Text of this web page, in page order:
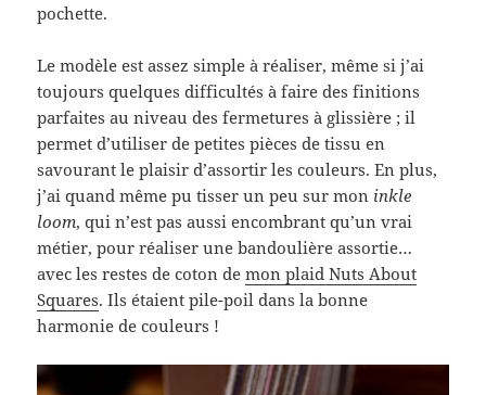
pochette.
Le modèle est assez simple à réaliser, même si j’ai
toujours quelques difficultés à faire des finitions
parfaites au niveau des fermetures à glissière ; il
permet d’utiliser de petites pièces de tissu en
savourant le plaisir d’assortir les couleurs. En plus,
j’ai quand même pu tisser un peu sur mon inkle
loom, qui n’est pas aussi encombrant qu’un vrai
métier, pour réaliser une bandoulière assortie…
avec les restes de coton demon plaid Nuts About
Squares. Ils étaient pile-poil dans la bonne
harmonie de couleurs !